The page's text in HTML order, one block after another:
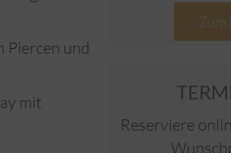
Piercen und
mit
Zum
Reserviere